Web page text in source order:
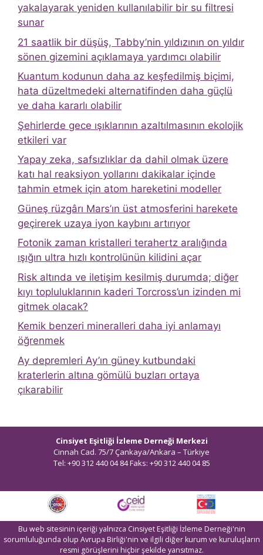
yakalayarak yeniden kullanılabilir bir su filtresi
sunar
21 saatlik bir düşüş, Tabby’nin yıldızının on yıldır
sönen gizemini açıklamaya yardımcı olabilir
Kuantum kodunun daha az keşfedilmiş biçimi,
hata düzeltmedeki alternatifinden daha güçlü
ve daha kararlı olabilir
Şehirlerde gece ışıklarının azaltılmasının ekolojik
etkileri var
Yapay zeka, safsızlıklar da dahil olmak üzere
katı hal reaksiyon yollarını dakikalar içinde
tahmin etmek için atom hareketini modeller
Güneş rüzgârı Mars’ın üst atmosferini harekete
geçirerek uzaya iyon kaybını artırıyor
Fotonik zaman kristalleri terahertz aralığında
ışığın ultra hızlı kontrolünün kilidini açar
Risk altında ve iletişim kesilmiş durumda; diğer
kıyı topluluklarının kaderi Torcross’un izinden mi
gitmek olacak?
Kemik benzeri mineralleri daha iyi anlamayı
öğrenmek
Ay depremleri Ay’ın güney kutbundaki
kraterlerin altına gömülü buzları ortaya
çıkarabilir
Cinsiyet Eşitliği İzleme Derneği Merkezi
Cinnah Cad. 75/7 Çankaya/Ankara – Türkiye
Tel: +90 312 440 04 84 Faks: +90 312 440 04 85
Bu web sitesinin içeriği yalnızca Cinsiyet Eşitliği İzleme Derneği'nin
sorumluluğunda olup Avrupa Birliği'nin ve ilgili diğer kurum ve kuruluşların
resmi görüşlerini hiçbir şekilde yansıtmaz.